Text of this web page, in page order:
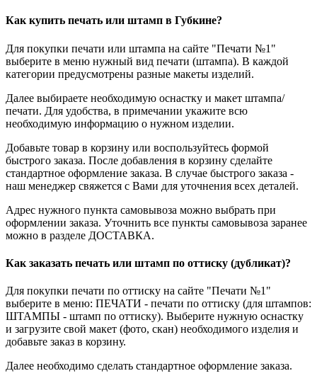
Как купить печать или штамп в Губкине?
Для покупки печати или штампа на сайте "Печати №1"
выберите в меню нужный вид печати (штампа). В каждой
категории предусмотрены разные макеты изделий.
Далее выбираете необходимую оснастку и макет штампа/
печати. Для удобства, в примечании укажите всю
необходимую информацию о нужном изделии.
Добавьте товар в корзину или воспользуйтесь формой
быстрого заказа. После добавления в корзину сделайте
стандартное оформление заказа. В случае быстрого заказа -
наш менеджер свяжется с Вами для уточнения всех деталей.
Адрес нужного пункта самовывоза можно выбрать при
оформлении заказа. Уточнить все пункты самовывоза заранее
можно в разделе ДОСТАВКА.
Как заказать печать или штамп по оттиску (дубликат)?
Для покупки печати по оттиску на сайте "Печати №1"
выберите в меню: ПЕЧАТИ - печати по оттиску (для штампов:
ШТАМПЫ - штамп по оттиску). Выберите нужную оснастку
и загрузите свой макет (фото, скан) необходимого изделия и
добавьте заказ в корзину.
Далее необходимо сделать стандартное оформление заказа.